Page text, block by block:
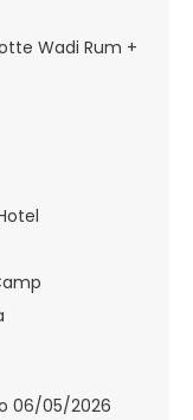
Wadi Rum +
06/05/2026